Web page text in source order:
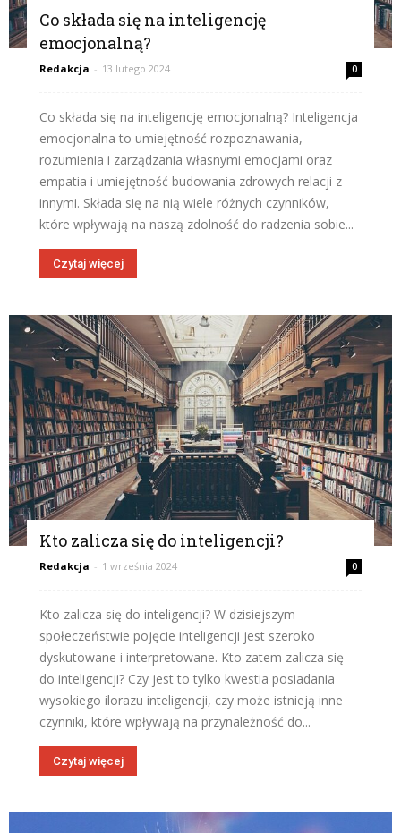
Co składa się na inteligencję
emocjonalną?
Redakcja - 13 lutego 2024 0
Co składa się na inteligencję emocjonalną? Inteligencja
emocjonalna to umiejętność rozpoznawania,
rozumienia i zarządzania własnymi emocjami oraz
empatia i umiejętność budowania zdrowych relacji z
innymi. Składa się na nią wiele różnych czynników,
które wpływają na naszą zdolność do radzenia sobie...
Czytaj więcej
Kto zalicza się do inteligencji?
Redakcja - 1 września 2024 0
Kto zalicza się do inteligencji? W dzisiejszym
społeczeństwie pojęcie inteligencji jest szeroko
dyskutowane i interpretowane. Kto zatem zalicza się
do inteligencji? Czy jest to tylko kwestia posiadania
wysokiego ilorazu inteligencji, czy może istnieją inne
czynniki, które wpływają na przynależność do...
Czytaj więcej